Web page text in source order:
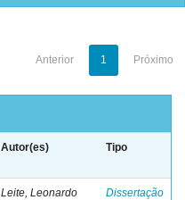
Anterior 1 Próximo
Autor(es) Tipo
Leite, Leonardo
Dissertação